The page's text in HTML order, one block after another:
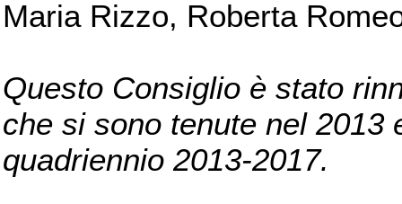
Maria Rizzo, Roberta
Questo Consiglio è stato
che si sono tenute nel 2013
quadriennio 2013-2017.